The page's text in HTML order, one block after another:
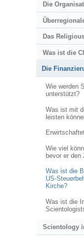
Die
Das
Was ist die
Die
Wie werden
unterstützt?
Was ist mit
leisten
Wie viel
bevor er den
Was ist die
US-
Kirche?
Was ist die
Scientology